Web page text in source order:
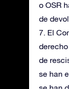
o OSR
de
7. El
de
se han